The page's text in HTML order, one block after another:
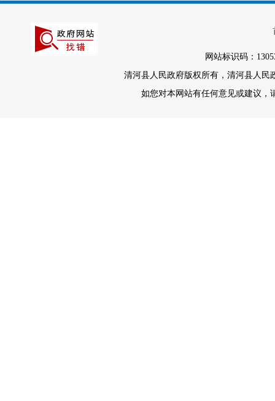
网站标识码：
清河县人民政府版权所有，清河县人
如您对本网站有任何意见或建议，